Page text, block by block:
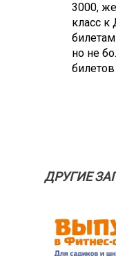
3000,
класс к
но не
ДРУГИЕ